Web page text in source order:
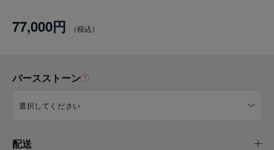
77,000円
バースストーン
配送